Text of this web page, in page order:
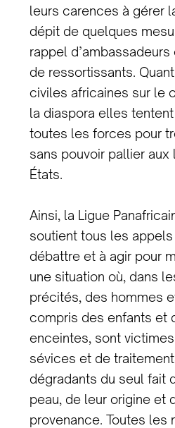
leurs carences à gérer
dépit de quelques
rappel
de ressortissants.
civiles africaines sur le
la diaspora elles
toutes les forces pour
sans pouvoir pallier aux
États.
Ainsi, la Ligue
soutient tous les
débattre et à agir pour
une situation où, dans
précités, des hommes
compris des enfants et
enceintes, sont
sévices et de
dégradants du seul fait
peau, de leur origine et
provenance. Toutes les